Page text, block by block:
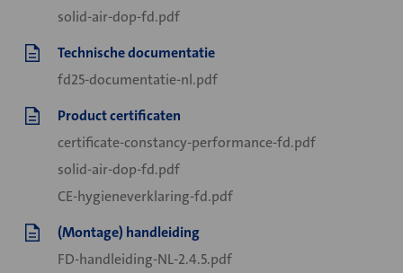
solid-air-dop-fd.pdf
Technische documentatie
fd25-documentatie-nl.pdf
Product certificaten
certificate-constancy-performance-fd.pdf
solid-air-dop-fd.pdf
CE-hygieneverklaring-fd.pdf
(Montage) handleiding
FD-handleiding-NL-2.4.5.pdf